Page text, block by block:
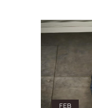
FEB